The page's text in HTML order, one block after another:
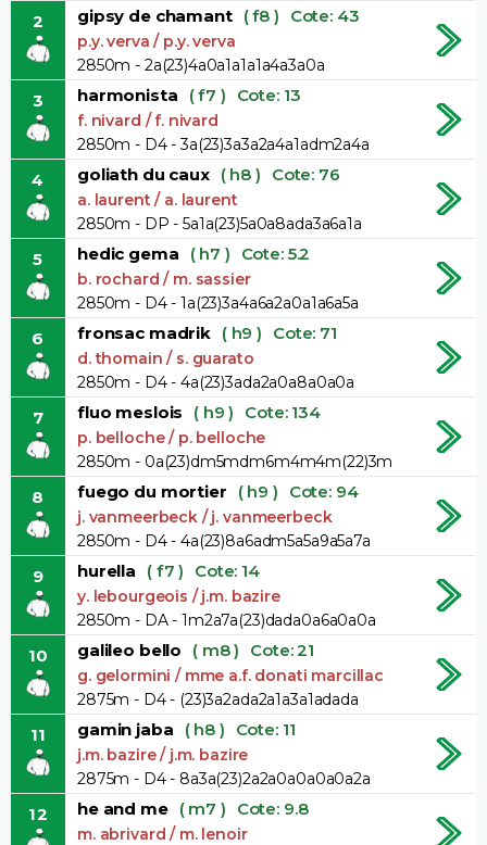
2 gipsy de chamant ( f8 ) Cote: 43
p.y. verva / p.y. verva
2850m - 2a(23)4a0a1a1a1a4a3a0a
3 harmonista ( f7 ) Cote: 13
f. nivard / f. nivard
2850m - D4 - 3a(23)3a3a2a4a1adm2a4a
4 goliath du caux ( h8 ) Cote: 76
a. laurent / a. laurent
2850m - DP - 5a1a(23)5a0a8ada3a6a1a
5 hedic gema ( h7 ) Cote: 5.2
b. rochard / m. sassier
2850m - D4 - 1a(23)3a4a6a2a0a1a6a5a
6 fronsac madrik ( h9 ) Cote: 71
d. thomain / s. guarato
2850m - D4 - 4a(23)3ada2a0a8a0a0a
7 fluo meslois ( h9 ) Cote: 134
p. belloche / p. belloche
2850m - 0a(23)dm5mdm6m4m4m(22)3m
8 fuego du mortier ( h9 ) Cote: 94
j. vanmeerbeck / j. vanmeerbeck
2850m - D4 - 4a(23)8a6adm5a5a9a5a7a
9 hurella ( f7 ) Cote: 14
y. lebourgeois / j.m. bazire
2850m - DA - 1m2a7a(23)dada0a6a0a0a
10 galileo bello ( m8 ) Cote: 21
g. gelormini / mme a.f. donati marcillac
2875m - D4 - (23)3a2ada2a1a3a1adada
11 gamin jaba ( h8 ) Cote: 11
j.m. bazire / j.m. bazire
2875m - D4 - 8a3a(23)2a2a0a0a0a0a2a
12 he and me ( m7 ) Cote: 9.8
m. abrivard / m. lenoir